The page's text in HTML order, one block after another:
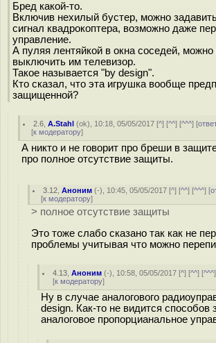
Бред какой-то.
Включив нехилый бустер, можно
сигнал квадрокоптера, возможно даже
управление.
А пуляя лентяйкой в окна соседей,
выключить им телевизор.
Такое называется "by design".
Кто сказал, что эта игрушка вообще
защищенной?
2.6 ,A.Stahl (ok), 10:18, 05/05/2017 [^] [^^] [^^^] [
[к модератору]
А никто и не говорит про бреши в
про полное отсутствие защиты.
3.12 ,Аноним (-), 10:45, 05/05/2017 [^] [^^] [^^^] [
[к модератору]
> полное отсутствие защиты
Это тоже слабо сказано так как не
проблемы учитывая что можно
4.13 ,Аноним (-), 10:58, 05/05/2017 [^] [^^] [^^^
[к модератору]
Ну в случае аналогового
design. Как-то не видится способов
аналоговое пропорцианальное